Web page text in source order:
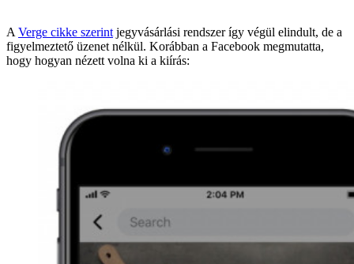
A Verge cikke szerint jegyvásárlási rendszer így végül elindult, de a
figyelmeztető üzenet nélkül. Korábban a Facebook megmutatta,
hogy hogyan nézett volna ki a kiírás: